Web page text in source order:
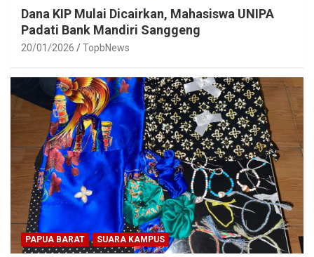
Dana KIP Mulai Dicairkan, Mahasiswa UNIPA
Padati Bank Mandiri Sanggeng
20/01/2026 TopbNews
PAPUA BARAT SUARA KAMPUS